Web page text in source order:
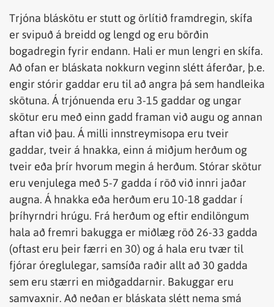
Trjóna bláskötu er stutt og örlítið framdregin, skífa
er svipuð á breidd og lengd og eru börðin
bogadregin fyrir endann. Hali er mun lengri en skífa.
Að ofan er bláskata nokkurn veginn slétt áferðar, þ.e.
engir stórir gaddar eru til að angra þá sem handleika
skötuna. Á trjónuenda eru 3-15 gaddar og ungar
skötur eru með einn gadd framan við augu og annan
aftan við þau. Á milli innstreymisopa eru tveir
gaddar, tveir á hnakka, einn á miðjum herðum og
tveir eða þrír hvorum megin á herðum. Stórar skötur
eru venjulega með 5-7 gadda í röð við innri jaðar
augna. Á hnakka eða herðum eru 10-18 gaddar í
þríhyrndri hrúgu. Frá herðum og eftir endilöngum
hala að fremri bakugga er miðlæg röð 26-33 gadda
(oftast eru þeir færri en 30) og á hala eru tvær til
fjórar óreglulegar, samsíða raðir allt að 30 gadda
sem eru stærri en miðgaddarnir. Bakuggar eru
samvaxnir. Að neðan er bláskata slétt nema smá